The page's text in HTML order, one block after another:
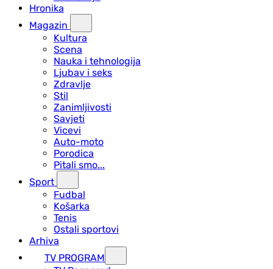
Hronika
Magazin
Kultura
Scena
Nauka i tehnologija
Ljubav i seks
Zdravlje
Stil
Zanimljivosti
Savjeti
Vicevi
Auto-moto
Porodica
Pitali smo...
Sport
Fudbal
Košarka
Tenis
Ostali sportovi
Arhiva
TV PROGRAM